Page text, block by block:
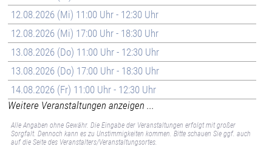
12.08.2026 (Mi) 11:00 Uhr - 12:30 Uhr
12.08.2026 (Mi) 17:00 Uhr - 18:30 Uhr
13.08.2026 (Do) 11:00 Uhr - 12:30 Uhr
13.08.2026 (Do) 17:00 Uhr - 18:30 Uhr
14.08.2026 (Fr) 11:00 Uhr - 12:30 Uhr
Weitere Veranstaltungen anzeigen ...
Alle Angaben ohne Gewähr. Die Eingabe der Veranstaltungen erfolgt mit großer
Sorgfalt. Dennoch kann es zu Unstimmigkeiten kommen. Bitte schauen Sie ggf. auch
auf die Seite des Veranstalters/Veranstaltungsortes.